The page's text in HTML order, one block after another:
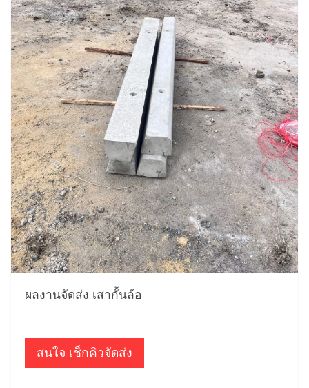
ผลงานจัดส่ง เสากั้นล้อ
สนใจ เช็กคิวจัดส่ง